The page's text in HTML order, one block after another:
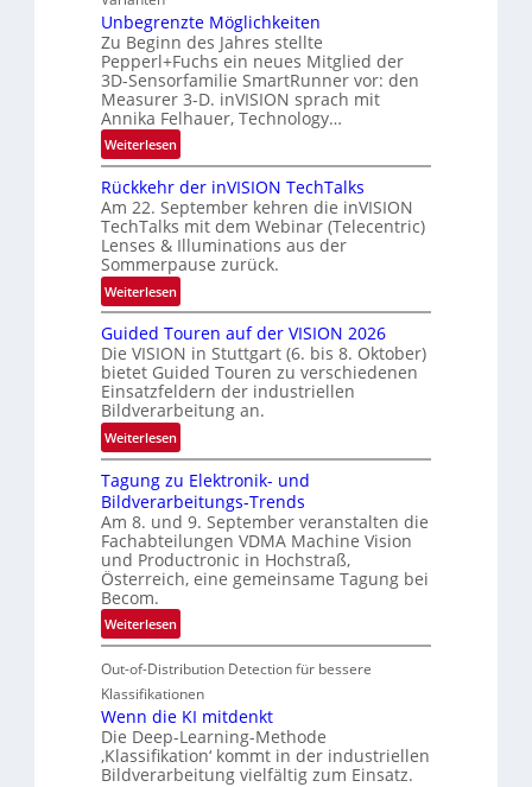
s
-
B
-
R
u
n
d
e
i
o
n
a
l
N
e
w
s
‘
Unbegrenzte Möglichkeiten
Zu Beginn des Jahres stellte
Pepperl+Fuchs ein neues Mitglied der
3D-Sensorfamilie SmartRunner vor: den
Measurer 3-D. inVISION sprach mit
Annika Felhauer, Technology…
Weiterlesen:
U
n
b
e
g
r
e
z
t
e
M
ö
g
l
i
c
h
k
i
t
e
Rückkehr der inVISION TechTalks
Am 22. September kehren die inVISION
TechTalks mit dem Webinar (Telecentric)
Lenses & Illuminations aus der
Sommerpause zurück.
Weiterlesen:
R
ü
c
k
k
e
h
d
e
r
i
n
V
I
S
I
O
N
T
e
Guided Touren auf der VISION 2026
Die VISION in Stuttgart (6. bis 8. Oktober)
bietet Guided Touren zu verschiedenen
Einsatzfeldern der industriellen
Bildverarbeitung an.
Weiterlesen:
G
u
i
d
e
d
o
u
r
a
u
f
Tagung zu Elektronik- und
Bildverarbeitungs-Trends
Am 8. und 9. September veranstalten die
Fachabteilungen VDMA Machine Vision
und Productronic in Hochstraß,
Österreich, eine gemeinsame Tagung bei
Becom.
Weiterlesen:
T
a
g
u
n
g
z
Out-of-Distribution Detection für bessere
Klassifikationen
Wenn die KI mitdenkt
Die Deep-Learning-Methode
‚Klassifikation‘ kommt in der industriellen
Bildverarbeitung vielfältig zum Einsatz.